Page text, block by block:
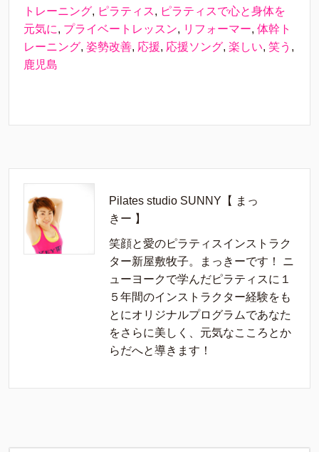
トレーニング, ピラティス, ピラティスで心と身体を
元気に, プライベートレッスン, リフォーマー, 体幹ト
レーニング, 姿勢改善, 応援, 応援ソング, 楽しい, 笑う ,
鹿児島
Pilates studio SUNNY【 まっ
きー 】
笑顔と愛のピラティスインストラク
ター新屋敷牧子。まっきーです！ ニ
ューヨークで学んだピラティスに１
５年間のインストラクター経験をも
とにオリジナルプログラムであなた
をさらに美しく、元気なこころとか
らだへと導きます！